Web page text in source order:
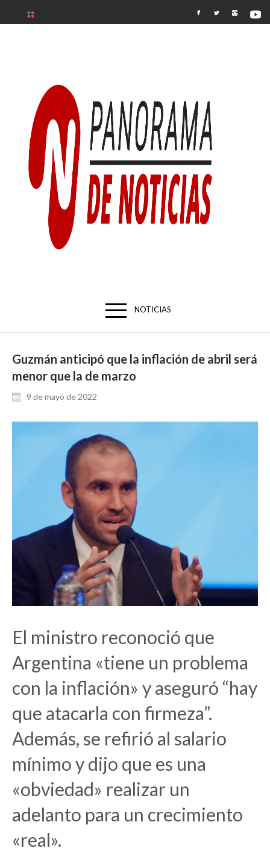
NOTICIAS
Guzmán anticipó que la inflación de abril será
menor que la de marzo
9 de mayo de 2022
El ministro reconoció que
Argentina «tiene un problema
con la inflación» y aseguró “hay
que atacarla con firmeza”.
Además, se refirió al salario
mínimo y dijo que es una
«obviedad» realizar un
adelanto para un crecimiento
«real».